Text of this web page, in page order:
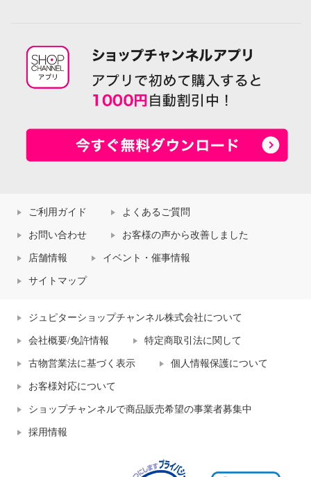
ご利用ガイド よくあるご質問
お問い合わせ お客様の声から改善しました
店舗情報 イベント・催事情報
サイトマップ
ジュピターショップチャンネル株式会社について
会社概要/免許情報 特定商取引法に関して
古物営業法に基づく表示 個人情報保護について
お客様対応について
ショップチャンネルで商品販売希望の事業者募集中
採用情報